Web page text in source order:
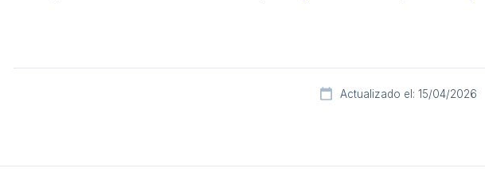
Actualizado el: 15/04/2026